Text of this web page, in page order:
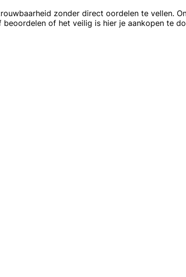
zonder direct oordelen te vellen.
of het veilig is hier je aankopen te